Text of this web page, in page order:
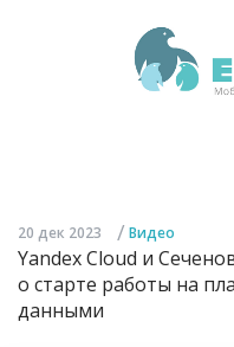
20 дек 2023 / Видео
Yandex Cloud и
о старте работы на
данными